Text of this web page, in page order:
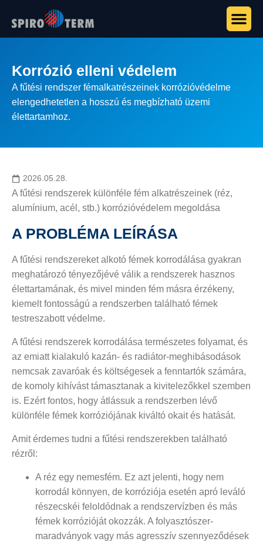
Korrózió elleni védelem
A fűtési rendszer fémalkatrészeinek korrózióvédelme
elengedhetetlen a hosszú és megbízható üzemi
élettartamhoz.
2026.05.28.
A fűtési rendszerek különféle fém alkatrészeinek (réz,
alumínium, acél, stb.) korrózióvédelem megoldása
A PROBLÉMA LEÍRÁSA
A fűtési rendszereket alkotó fémek korrodálása gyakran
meghatározó tényezőjévé válik a rendszerek hasznos
élettartamának, és mivel minden fém másra érzékeny,
kiemelt fontosságú a rendszerben található fémek
testreszabott védelme.
A fűtési rendszerek korrodálása természetes folyamat, és
az emiatt kialakuló kazán- és radiátor-meghibásodások
nemcsak zavaróak és költségesek a fenntartók számára,
de komoly kihívást támasztanak a kivitelezőkkel szemben
is. Ezért fontos, hogy átlássuk a rendszerben lévő
különféle fémek korróziójának kiváltó okait és hatását.
Amit érdemes tudni a fűtési rendszerekben található
rézről:
A réz egy nemesfém. Ez azt jelenti, hogy nem
korrodál könnyen, de korróziója esetén apró leváló
részecskéi feloldódnak a rendszervízben és más
fémek korrózióját okozzák. A folyasztószer-
maradványok vagy más agresszív szennyeződések